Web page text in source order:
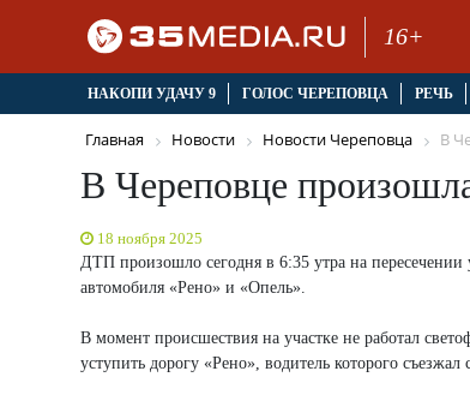
16+
НАКОПИ УДАЧУ 9 ГОЛОС ЧЕРЕПОВЦА РЕЧЬ
Главная Новости Новости Череповца В
В Череповце
18 ноября 2025
ДТП произошло сегодня в 6:35 утра на
автомобиля «Рено» и «Опель».
В момент происшествия на участке не работал
уступить дорогу «Рено», водитель которого съезжал